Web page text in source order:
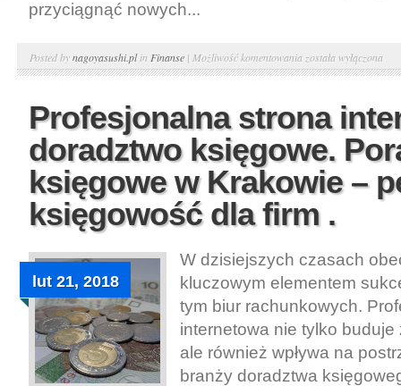
przyciągnąć nowych...
Posted bynagoyasushi.plin Finanse | Możliwość komentowania Promocja
w
-
usługi
rachunkowe.
Spółki
akcyjne
księgowość,
w
Krakowie
została wyłączona
Profesjonalna strona
doradztwo księgowe.
księgowe w Krakowie –
księgowość dla firm .
lut 21, 2018
W dzisiejszych czasach
kluczowym elementem
tym biur rachunkowych.
internetowa nie tylko buduje
ale również wpływa na
branży doradztwa